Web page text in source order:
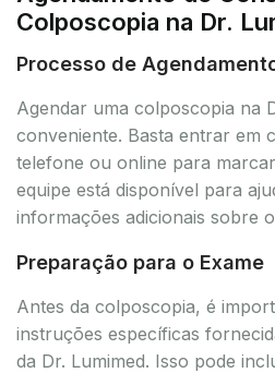
Colposcopia na Dr.
Processo de
Agendar uma colposcopia na
conveniente. Basta entrar em
telefone ou online para
equipe está disponível para
informações adicionais sobre
Preparação para o Exame
Antes da colposcopia, é
instruções específicas
da Dr. Lumimed. Isso pode